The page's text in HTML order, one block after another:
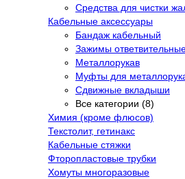
Средства для чистки
Кабельные аксессуары
Бандаж кабельный
Зажимы
Металлорукав
Муфты для
Сдвижные вкладыши
Все категории (8)
Химия (кроме флюсов)
Текстолит, гетинакс
Кабельные стяжки
Фторопластовые трубки
Хомуты многоразовые